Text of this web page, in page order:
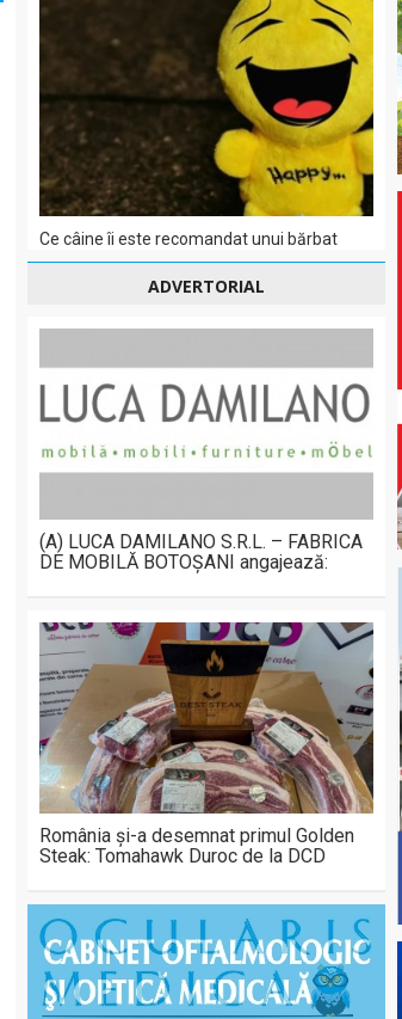
Ce câine îi este recomandat unui bărbat
ADVERTORIAL
(A) LUCA DAMILANO S.R.L. – FABRICA
DE MOBILĂ BOTOȘANI angajează:
România și-a desemnat primul Golden
Steak: Tomahawk Duroc de la DCD